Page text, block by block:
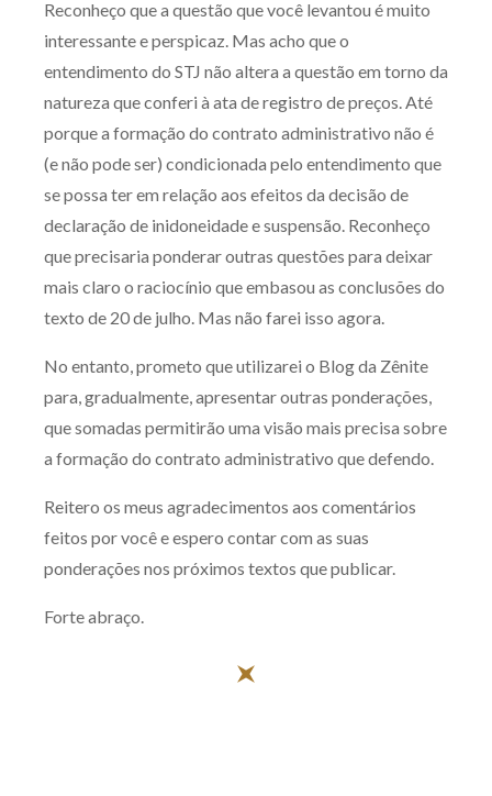
Reconheço que a questão que você levantou é muito
interessante e perspicaz. Mas acho que o
entendimento do STJ não altera a questão em torno da
natureza que conferi à ata de registro de preços. Até
porque a formação do contrato administrativo não é
(e não pode ser) condicionada pelo entendimento que
se possa ter em relação aos efeitos da decisão de
declaração de inidoneidade e suspensão. Reconheço
que precisaria ponderar outras questões para deixar
mais claro o raciocínio que embasou as conclusões do
texto de 20 de julho. Mas não farei isso agora.
No entanto, prometo que utilizarei o Blog da Zênite
para, gradualmente, apresentar outras ponderações,
que somadas permitirão uma visão mais precisa sobre
a formação do contrato administrativo que defendo.
Reitero os meus agradecimentos aos comentários
feitos por você e espero contar com as suas
ponderações nos próximos textos que publicar.
Forte abraço.